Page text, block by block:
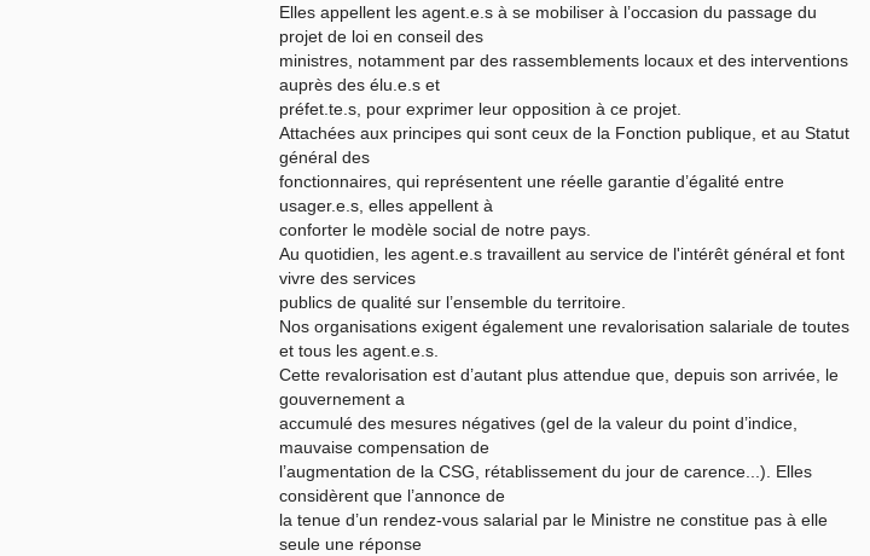
Elles appellent les agent.e.s à se mobiliser à l’occasion du passage du
projet de loi en conseil des
ministres, notamment par des rassemblements locaux et des interventions
auprès des élu.e.s et
préfet.te.s, pour exprimer leur opposition à ce projet.
Attachées aux principes qui sont ceux de la Fonction publique, et au Statut
général des
fonctionnaires, qui représentent une réelle garantie d’égalité entre
usager.e.s, elles appellent à
conforter le modèle social de notre pays.
Au quotidien, les agent.e.s travaillent au service de l'intérêt général et font
vivre des services
publics de qualité sur l’ensemble du territoire.
Nos organisations exigent également une revalorisation salariale de toutes
et tous les agent.e.s.
Cette revalorisation est d’autant plus attendue que, depuis son arrivée, le
gouvernement a
accumulé des mesures négatives (gel de la valeur du point d’indice,
mauvaise compensation de
l’augmentation de la CSG, rétablissement du jour de carence...). Elles
considèrent que l’annonce de
la tenue d’un rendez-vous salarial par le Ministre ne constitue pas à elle
seule une réponse